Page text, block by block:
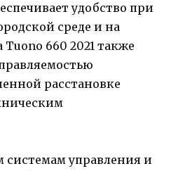
удобство при
среде и на
660 2021 также
расстановке
системам управления и